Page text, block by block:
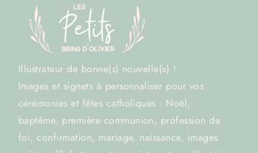
Illustrateur de bonne(s) nouvelle(s) !
Images et signets à personnaliser pour vos
cérémonies et fêtes catholiques : Noël,
baptême, première communion, profession de
foi, confirmation, mariage, naissance, images